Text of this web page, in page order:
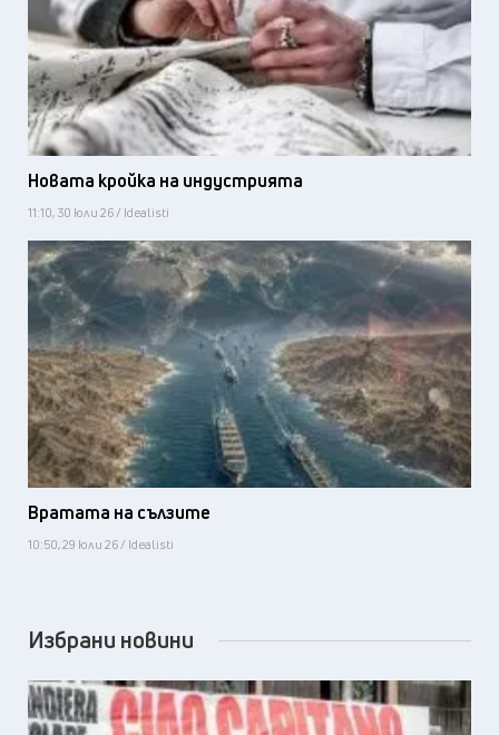
Новата кройка на индустрията
11:10, 30 юли 26 / Idealisti
Вратата на сълзите
10:50, 29 юли 26 / Idealisti
Избрани новини